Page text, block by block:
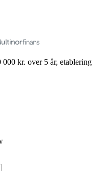
kr. over 5 år, etablering